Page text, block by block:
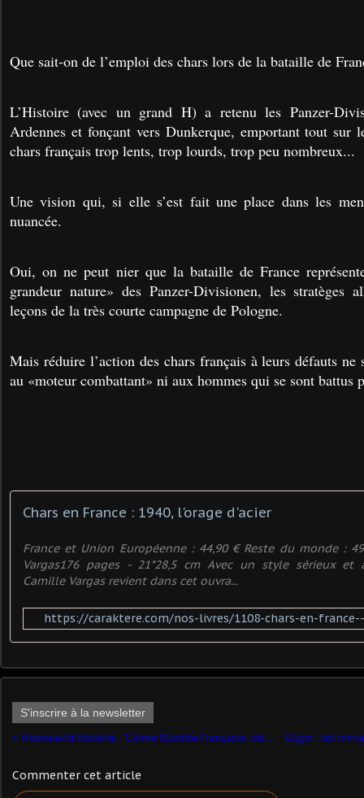
Que sait-on de l’emploi des chars lors de la bataille de
L’Histoire (avec un grand H) a retenu les Panzer-
Ardennes et fonçant vers Dunkerque, emportant tout sur
chars français trop lents, trop lourds, trop peu nombreux...
Une vision qui, si elle s’est fait une place dans les
nuancée.
Oui, on ne peut nier que la bataille de France
grandeur nature­» des Panzer-Divisionen, les stratèges
leçons de la très courte campagne de Pologne.
Mais réduire l’action des chars français à leurs défauts ne
au «­moteur combattant­» ni aux hommes qui se sont battus
Chars en France : 1940, l'orage d'acier
France et Union Européenne : 44,90 € Reste du monde :
Vargas176 pages - 21*28,5 cm Avec un style sérieux et
Camille Vargas revient dans cet ouvra...
https://caraktere.com/nos-livres/1108-chars-en-
S'inscrire à la newsletter
Nouveauté librairie : "L'Arme Blindée Française, de 1916 à nos jour"
Commenter cet article